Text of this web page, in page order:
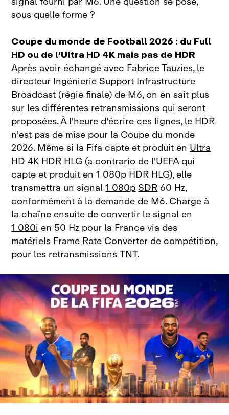
sous quelle forme ?
Coupe du monde de Football 2026 : du Full
HD ou de l'Ultra HD 4K mais pas de HDR
Après avoir échangé avec Fabrice Tauzies, le
directeur Ingénierie Support Infrastructure
Broadcast (régie finale) de M6, on en sait plus
sur les différentes retransmissions qui seront
proposées. À l'heure d'écrire ces lignes, leHDR
n'est pas de mise pour la Coupe du monde
2026. Même si la Fifa capte et produit enUltra
HD4KHDR HLG(a contrario de l'UEFA qui
capte et produit en 1 080p HDR HLG), elle
transmettra un signal1 080pSDR60 Hz,
conformément à la demande de M6. Charge à
la chaîne ensuite de convertir le signal en
1 080ien 50 Hz pour la France via des
matériels Frame Rate Converter de compétition,
pour les retransmissionsTNT.